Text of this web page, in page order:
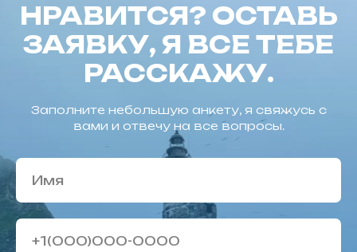
НРАВИТСЯ? ОСТАВЬ
ЗАЯВКУ, Я ВСЕ ТЕБЕ
РАССКАЖУ.
Заполните небольшую анкету, я свяжусь с
вами и отвечу на все вопросы.